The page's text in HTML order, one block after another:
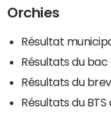
Orchies
Résultat
Résultats du
Résultats du
Résultats du